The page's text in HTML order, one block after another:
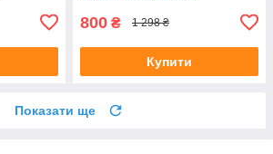
800 ₴ 1 298 ₴
Купити
Показати ще